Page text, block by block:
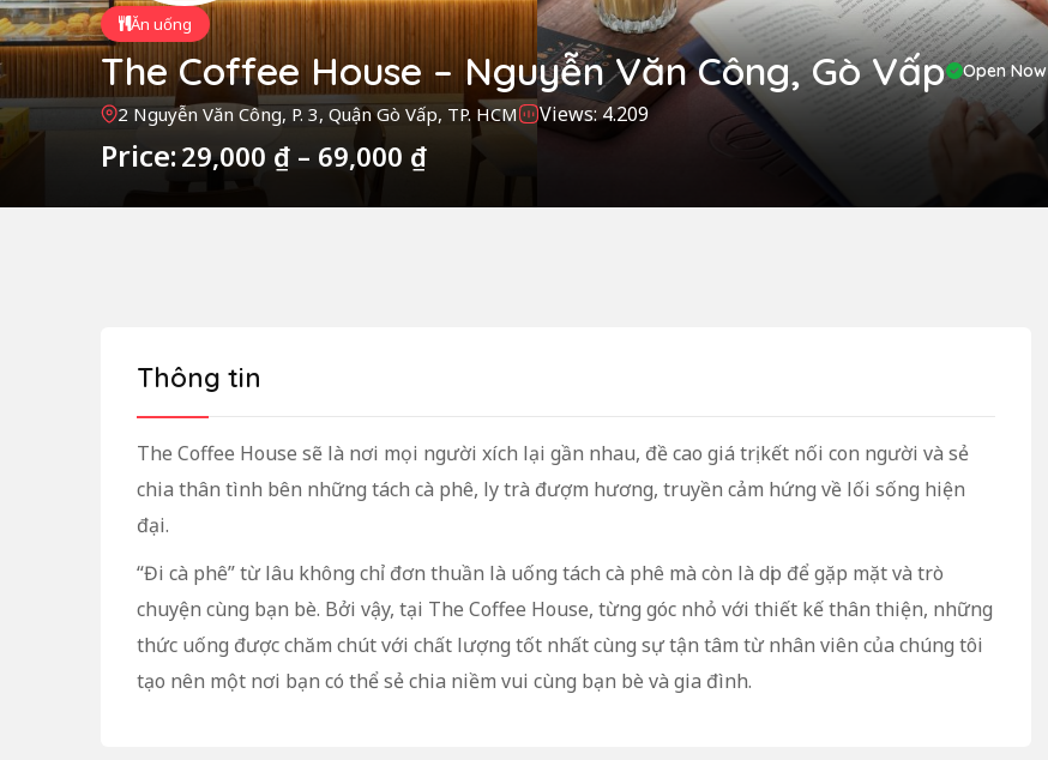
Ăn uống
The Coffee House – Nguyễn Văn Công, Gò Vấp Open Now
2 Nguyễn Văn Công, P. 3, Quận Gò Vấp, TP. HCM Views: 4.209
Price:29,000 ₫ – 69,000 ₫
Thông tin
The Coffee House sẽ là nơi mọi người xích lại gần nhau, đề cao giá trị kết nối con người và sẻ
chia thân tình bên những tách cà phê, ly trà đượm hương, truyền cảm hứng về lối sống hiện
đại.
“Đi cà phê” từ lâu không chỉ đơn thuần là uống tách cà phê mà còn là dịp để gặp mặt và trò
chuyện cùng bạn bè. Bởi vậy, tại The Coffee House, từng góc nhỏ với thiết kế thân thiện, những
thức uống được chăm chút với chất lượng tốt nhất cùng sự tận tâm từ nhân viên của chúng tôi
tạo nên một nơi bạn có thể sẻ chia niềm vui cùng bạn bè và gia đình.